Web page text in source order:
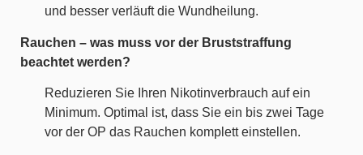
und besser verläuft die Wundheilung.
Rauchen – was muss vor der Bruststraffung
beachtet werden?
Reduzieren Sie Ihren Nikotinverbrauch auf ein
Minimum. Optimal ist, dass Sie ein bis zwei Tage
vor der OP das Rauchen komplett einstellen.